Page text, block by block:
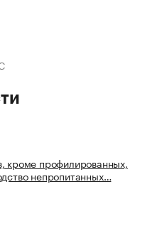
кроме профилированных,
непропитанных…